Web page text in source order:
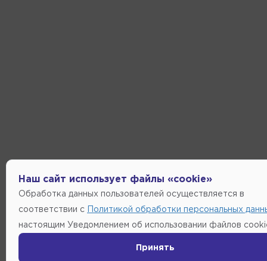
Наш сайт использует файлы «cookie»
Обработка данных пользователей осуществляется в
соответствии с Политикой обработки персональных
настоящим Уведомлением об использовании файлов
Принять